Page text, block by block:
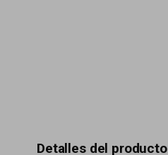
Detalles del producto